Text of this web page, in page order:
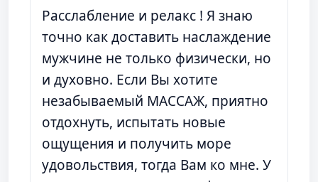
Расслабление и релакс ! Я знаю
точно как доставить наслаждение
мужчине не только физически, но
и духовно. Если Вы хотите
незабываемый МАССАЖ, приятно
отдохнуть, испытать новые
ощущения и получить море
удовольствия, тогда Вам ко мне. У